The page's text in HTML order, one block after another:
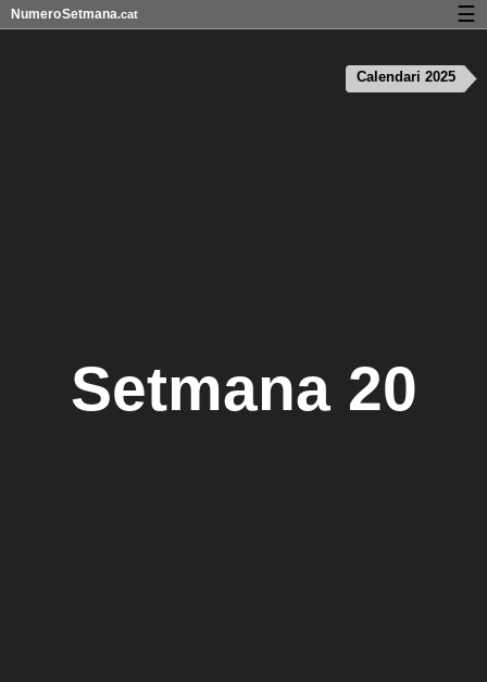
Setmana 20
Calendari 2025
NumeroSetmana.cat ☰